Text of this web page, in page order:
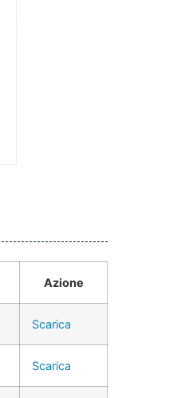
Azione
Scarica
Scarica